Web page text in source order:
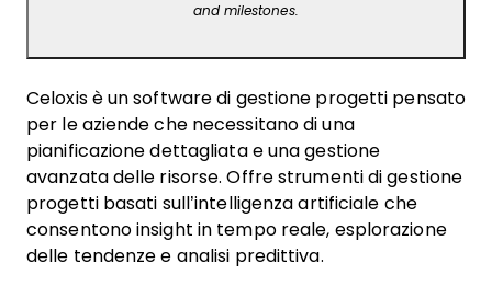
and milestones.
Celoxis è un software di gestione progetti pensato
per le aziende che necessitano di una
pianificazione dettagliata e una gestione
avanzata delle risorse. Offre strumenti di gestione
progetti basati sull’intelligenza artificiale che
consentono insight in tempo reale, esplorazione
delle tendenze e analisi predittiva.